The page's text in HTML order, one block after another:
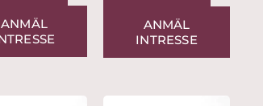
ANMÄL
ANMÄL
INTRESSE